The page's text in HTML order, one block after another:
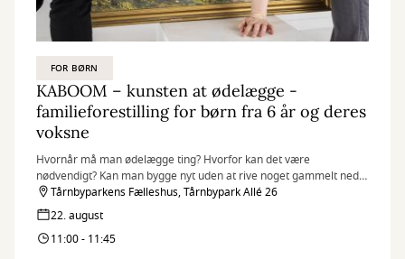
FOR BØRN
KABOOM – kunsten at ødelægge -
familieforestilling for børn fra 6 år og deres
voksne
Hvornår må man ødelægge ting? Hvorfor kan det være
nødvendigt? Kan man bygge nyt uden at rive noget gammelt ned
først?Tårnbyparkens Fælleshus, Tårnbypark Allé 26
22. august
11:00 - 11:45